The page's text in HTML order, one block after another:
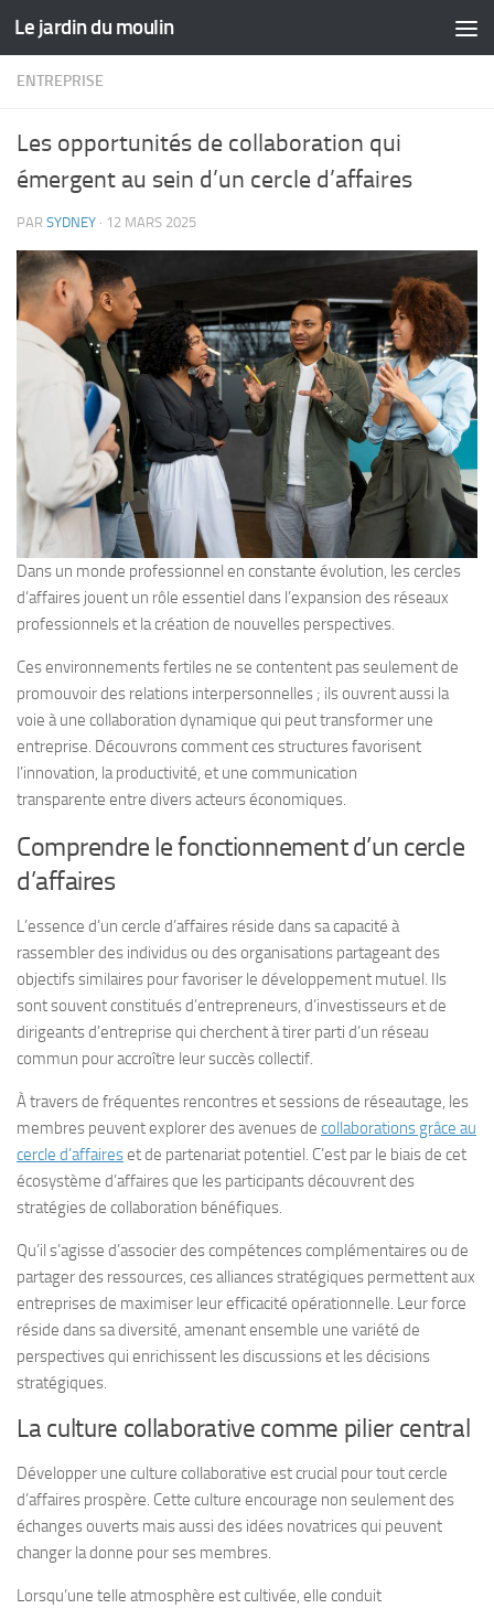
Skip to content
Le jardin du moulin
ENTREPRISE
Les opportunités de collaboration qui
émergent au sein d’un cercle d’affaires
PAR SYDNEY · 12 MARS 2025
Dans un monde professionnel en constante évolution, les cercles
d’affaires jouent un rôle essentiel dans l’expansion des réseaux
professionnels et la création de nouvelles perspectives.
Ces environnements fertiles ne se contentent pas seulement de
promouvoir des relations interpersonnelles ; ils ouvrent aussi la
voie à une collaboration dynamique qui peut transformer une
entreprise. Découvrons comment ces structures favorisent
l’innovation, la productivité, et une communication
transparente entre divers acteurs économiques.
Comprendre le fonctionnement d’un cercle
d’affaires
L’essence d’un cercle d’affaires réside dans sa capacité à
rassembler des individus ou des organisations partageant des
objectifs similaires pour favoriser le développement mutuel. Ils
sont souvent constitués d’entrepreneurs, d’investisseurs et de
dirigeants d’entreprise qui cherchent à tirer parti d’un réseau
commun pour accroître leur succès collectif.
À travers de fréquentes rencontres et sessions de réseautage, les
membres peuvent explorer des avenues de collaborations grâce au
cercle d’affaireset de partenariat potentiel. C’est par le biais de cet
écosystème d’affaires que les participants découvrent des
stratégies de collaboration bénéfiques.
Qu’il s’agisse d’associer des compétences complémentaires ou de
partager des ressources, ces alliances stratégiques permettent aux
entreprises de maximiser leur efficacité opérationnelle. Leur force
réside dans sa diversité, amenant ensemble une variété de
perspectives qui enrichissent les discussions et les décisions
stratégiques.
La culture collaborative comme pilier central
Développer une culture collaborative est crucial pour tout cercle
d’affaires prospère. Cette culture encourage non seulement des
échanges ouverts mais aussi des idées novatrices qui peuvent
changer la donne pour ses membres.
Lorsqu’une telle atmosphère est cultivée, elle conduit